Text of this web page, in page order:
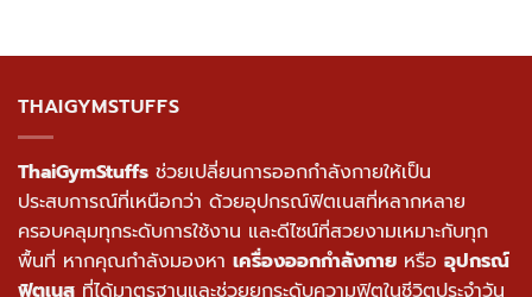
THAIGYMSTUFFS
ThaiGymStuffs ช่วยเปลี่ยนการออกกำลังกายให้เป็น
ประสบการณ์ที่เหนือกว่า ด้วยอุปกรณ์ฟิตเนสที่หลากหลาย
ครอบคลุมทุกระดับการใช้งาน และดีไซน์ที่สวยงามเหมาะกับทุก
พื้นที่ หากคุณกำลังมองหา เครื่องออกกำลังกาย หรือ อุปกรณ์
ฟิตเนส ที่ได้มาตรฐานและช่วยยกระดับความฟิตในชีวิตประจำวัน